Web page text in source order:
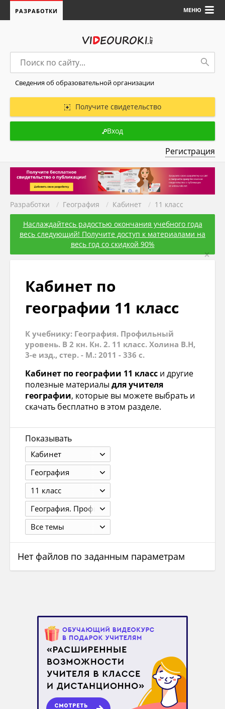
МЕНЮ
РАЗРАБОТКИ
Сведения об образовательной организации
Получите свидетельство
Вход
Регистрация
Разработки / География / Кабинет / 11 класс
Наслаждайтесь радостью окончания учебного года
весь следующий! Получите доступ к материалами на
весь год со скидкой 90%
×
Кабинет по
географии 11 класс
К учебнику: География. Профильный
уровень. В 2 кн. Кн. 2. 11 класс. Холина В.Н,
3-е изд., стер. - М.: 2011 - 336 с.
Кабинет по географии 11 класс и другие
полезные материалы для учителя
географии, которые вы можете выбрать и
скачать бесплатно в этом разделе.
Показывать
Кабинет
География
11 класс
География. Профильный уровень. В 2 кн. Кн. 2. 11 класс. Холина В.Н, 3-е изд., стер. - М.: 2011 - 336 с.
Все темы
Нет файлов по заданным параметрам